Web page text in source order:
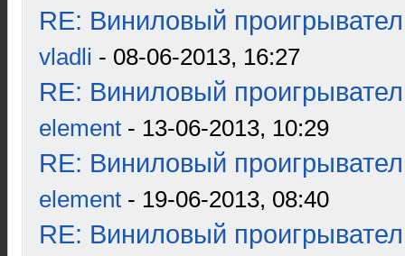
RE: Виниловый
vladli - 08-06-2013, 16:27
RE: Виниловый
element - 13-06-2013, 10:29
RE: Виниловый
element - 19-06-2013, 08:40
RE: Виниловый